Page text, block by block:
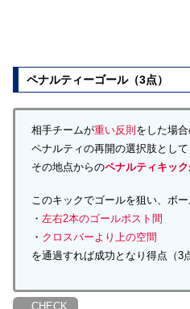
ペナルティーゴール（3点）
相手チームが重い反則をした場
ペナルティの再開の選択肢として
その地点からのペナルティキック
このキックでゴールを狙い、ボ
・ 左右2本のゴールポスト間
・ クロスバーより上の空間
を通過すれば成功となり得点（3点